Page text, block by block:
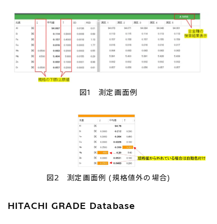
図1 測定画面例
図2 測定画面例 (規格値外の場合)
HITACHI GRADE Database